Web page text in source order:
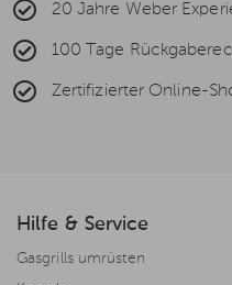
20 Jahre Weber
100 Tage
Zertifizierter Online-
Hilfe & Service
Gasgrills umrüsten